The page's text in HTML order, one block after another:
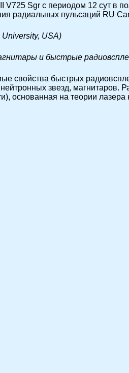
Sgr с периодом 12 сут в
радиальных пульсаций RU
USA)
и быстрые
свойства быстрых
звезд, магнитаров.
основанная на теории